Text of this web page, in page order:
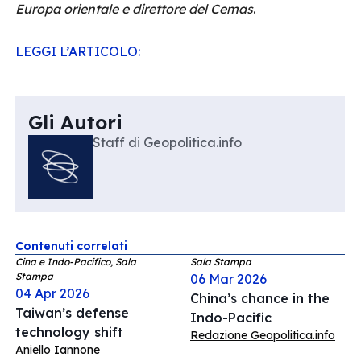
Europa orientale e direttore del Cemas.
LEGGI L’ARTICOLO:
Gli Autori
Staff di Geopolitica.info
Contenuti correlati
Cina e Indo-Pacifico, Sala
Stampa
04 Apr 2026
Taiwan’s defense
technology shift
Aniello Iannone
Sala Stampa
06 Mar 2026
China’s chance in the
Indo-Pacific
Redazione Geopolitica.info